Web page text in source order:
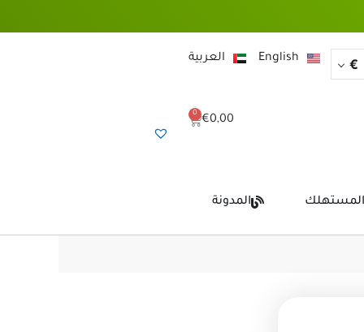
€
English العربية
€0,00
0
Cart
المدونة